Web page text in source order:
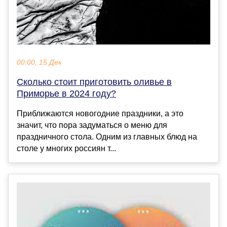
00:00, 15 Дек
Сколько стоит приготовить оливье в
Приморье в 2024 году?
Приближаются новогодние праздники, а это
значит, что пора задуматься о меню для
праздничного стола. Одним из главных блюд на
столе у многих россиян т...